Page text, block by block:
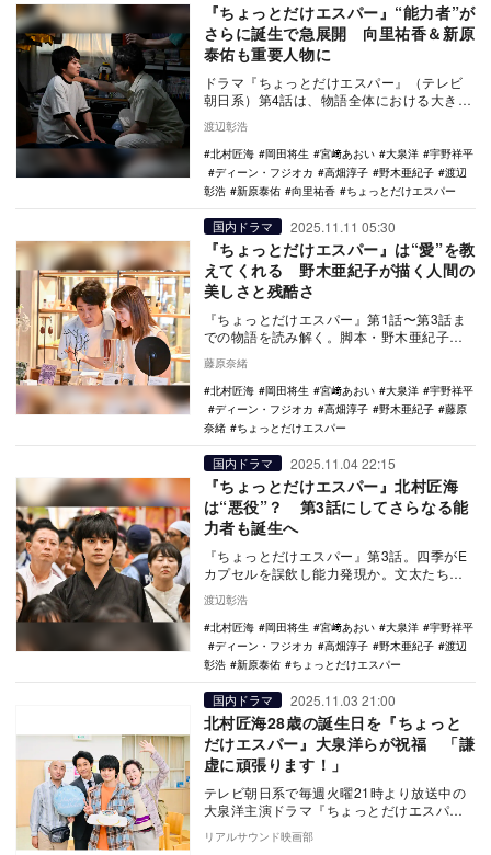
『ちょっとだけエスパー』“能力者”が
さらに誕生で急展開 向里祐香＆新原
泰佑も重要人物に
ドラマ『ちょっとだけエスパー』（テレビ
朝日系）第4話は、物語全体における大きな
ターニングポイントとなる回。それが四季
（宮﨑あおい…
渡辺彰浩
北村匠海
岡田将生 宮﨑あおい 大泉洋
宇野祥平
ディーン・フジオカ
高畑淳子 野木亜紀子
渡辺
彰浩
新原泰佑 向里祐香 ちょっとだけエスパー
国内ドラマ 2025.11.11 05:30
『ちょっとだけエスパー』は“愛”を教
えてくれる 野木亜紀子が描く人間の
美しさと残酷さ
『ちょっとだけエスパー』第1話〜第3話ま
での物語を読み解く。脚本・野木亜紀子が
本作に込めた“愛”とは何か。人間の美しさと
残酷さが…
藤原奈緒
北村匠海
岡田将生 宮﨑あおい 大泉洋
宇野祥平
ディーン・フジオカ
高畑淳子 野木亜紀子
藤原
奈緒
ちょっとだけエスパー
国内ドラマ 2025.11.04 22:15
『ちょっとだけエスパー』北村匠海
は“悪役”？ 第3話にしてさらなる能
力者も誕生へ
『ちょっとだけエスパー』第3話。四季がE
カプセルを誤飲し能力発現か。文太たちは
爆発阻止のミッションに挑むが、現場に謎
の市松が暗躍…
渡辺彰浩
北村匠海
岡田将生 宮﨑あおい 大泉洋
宇野祥平
ディーン・フジオカ
高畑淳子 野木亜紀子
渡辺
彰浩
新原泰佑 ちょっとだけエスパー
国内ドラマ 2025.11.03 21:00
北村匠海28歳の誕生日を『ちょっと
だけエスパー』大泉洋らが祝福 「謙
虚に頑張ります！」
テレビ朝日系で毎週火曜21時より放送中の
大泉洋主演ドラマ『ちょっとだけエスパ
ー』の撮影現場にて、北村匠海のバースデ
ーサプライズが…
リアルサウンド映画部